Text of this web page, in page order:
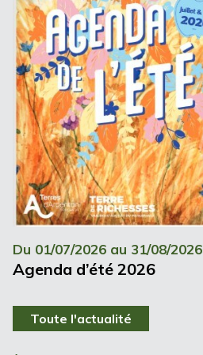
Du 01/07/2026 au 31/08/2026
Agenda d’été 2026
Toute l'actualité